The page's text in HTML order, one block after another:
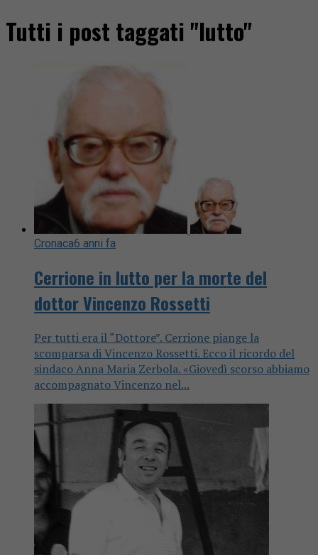
Tutti i post taggati "lutto"
Cronaca6 anni fa
Cerrione in lutto per la morte del
dottor Vincenzo Rossetti
Per tutti era il “Dottore”. Cerrione piange la
scomparsa di Vincenzo Rossetti. Ecco il ricordo del
sindaco Anna Maria Zerbola. «Giovedì scorso abbiamo
accompagnato Vincenzo nel...